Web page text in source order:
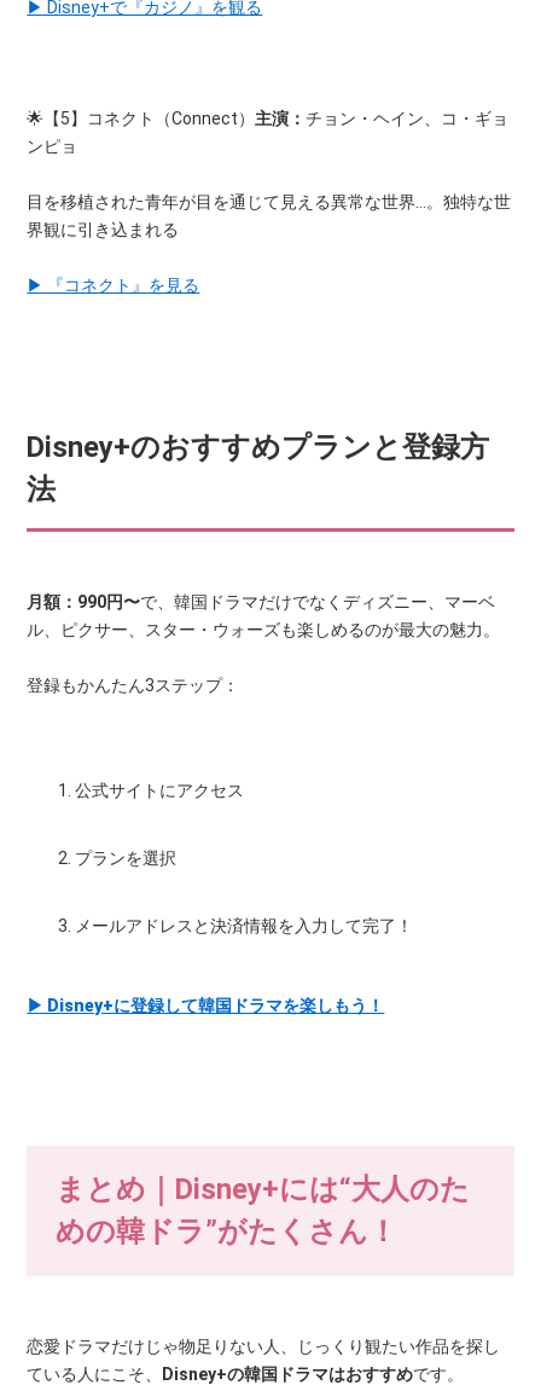
▶ Disney+で『カジノ』を観る
🌟【5】コネクト（Connect）主演：チョン・ヘイン、コ・ギョ
ンピョ
目を移植された青年が目を通じて見える異常な世界…。独特な世
界観に引き込まれる
▶ 『コネクト』を見る
Disney+のおすすめプランと登録方
法
月額：990円〜で、韓国ドラマだけでなくディズニー、マーベ
ル、ピクサー、スター・ウォーズも楽しめるのが最大の魅力。
登録もかんたん3ステップ：
公式サイトにアクセス
プランを選択
メールアドレスと決済情報を入力して完了！
▶ Disney+に登録して韓国ドラマを楽しもう！
まとめ｜Disney+には“大人のた
めの韓ドラ”がたくさん！
恋愛ドラマだけじゃ物足りない人、じっくり観たい作品を探し
ている人にこそ、
Disney+の韓国ドラマはおすすめです。